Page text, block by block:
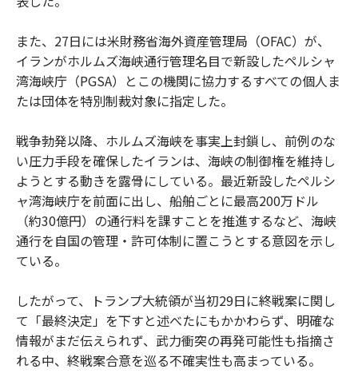
また、27日には米財務省海外資産管理局（OFAC）が、
イランがホルムズ海峡通行管理名目で新設したペルシャ
湾海峡庁（PGSA）とこの機関に協力するすべての個人ま
たは団体を特別制裁対象に指定した。
戦争勃発以降、ホルムズ海峡を事実上封鎖し、前例のな
い圧力手段を確保したイランは、海峡の制御権を維持し
ようとする動きを露骨にしている。最近新設したペルシ
ャ湾海峡庁を前面に出し、船舶ごとに最高200万ドル
（約30億円）の通行料を課すことを推進するなど、海峡
通行を自国の管理・許可体制に置こうとする意図を示し
ている。
したがって、トランプ大統領が当初29日に終戦案に関し
て「最終決定」を下すと述べたにもかかわらず、明確な
情報がまだ伝えられず、武力衝突の再発可能性も指摘さ
れる中、終戦案合意を巡る不確実性も高まっている。